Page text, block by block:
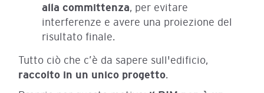
alla committenza, per evitare
interferenze e avere una proiezione del
risultato finale.
Tutto ciò che c’è da sapere sull'edificio,
raccolto in un unico progetto.